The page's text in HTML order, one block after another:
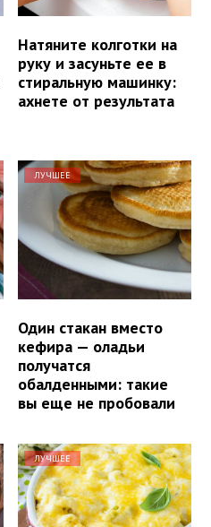
Натяните колготки на
руку и засуньте ее в
стиральную машинку:
ахнете от результата
ЛУЧШЕЕ
Один стакан вместо
кефира — оладьи
получатся
обалденными: такие
вы еще не пробовали
ЛУЧШЕЕ